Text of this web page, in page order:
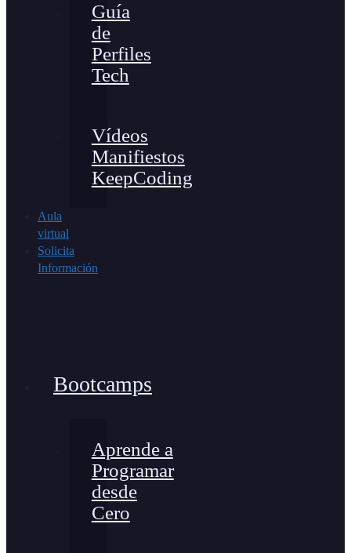
Guía
de
Perfiles
Tech
Vídeos
Manifiestos
KeepCoding
Aula
virtual
Solicita
Información
Bootcamps
Aprende a
Programar
desde
Cero